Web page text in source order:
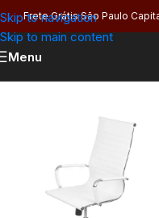
Skip to navigation
Skip to main content
Frete Grátis São Paulo
Menu